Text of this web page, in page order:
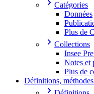
Catégories
Données
Plus de
Collections
Insee
Notes et
Plus de
Définitions,